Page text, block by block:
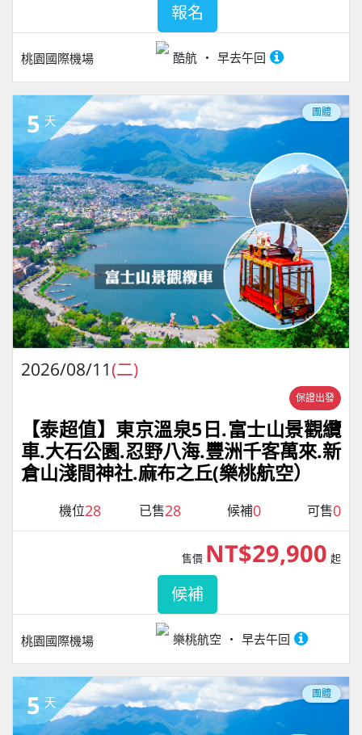
桃園國際機場 酷航 早去午回
報名
5 天
團體
2026/08/11(二)
保證出發
【泰超值】東京溫泉5日.富士山景觀纜
車.大石公園.忍野八海.豐洲千客萬來.新
倉山淺間神社.麻布之丘(樂桃航空）
機位28 已售28 候補0 可售0
桃園國際機場 樂桃航空 早去午回
售價 NT$29,900 起
候補
5 天
團體